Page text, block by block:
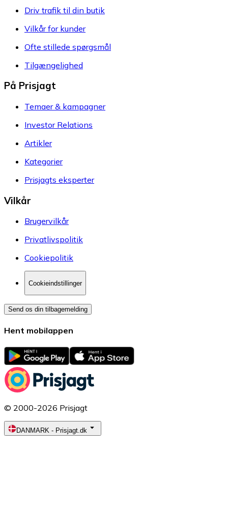
Driv trafik til din butik
Vilkår for kunder
Ofte stillede spørgsmål
Tilgængelighed
På Prisjagt
Temaer & kampagner
Investor Relations
Artikler
Kategorier
Prisjagts eksperter
Vilkår
Brugervilkår
Privatlivspolitik
Cookiepolitik
Cookieindstillinger
Send os din tilbagemelding
Hent mobilappen
© 2000-2026 Prisjagt
DANMARK - Prisjagt.dk